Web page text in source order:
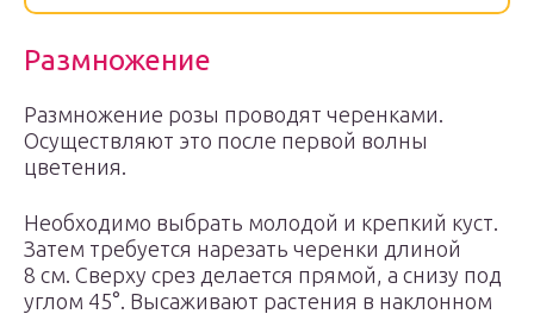
Размножение
Размножение розы проводят черенками.
Осуществляют это после первой волны
цветения.
Необходимо выбрать молодой и крепкий куст.
Затем требуется нарезать черенки длиной
8 см. Сверху срез делается прямой, а снизу под
углом 45°. Высаживают растения в наклонном